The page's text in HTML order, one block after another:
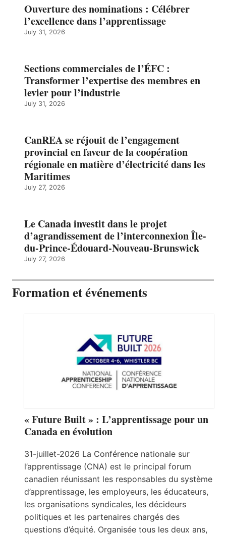
Ouverture des nominations : Célébrer
l’excellence dans l’apprentissage
July 31, 2026
Sections commerciales de l’ÉFC :
Transformer l’expertise des membres en
levier pour l’industrie
July 31, 2026
CanREA se réjouit de l’engagement
provincial en faveur de la coopération
régionale en matière d’électricité dans les
Maritimes
July 27, 2026
Le Canada investit dans le projet
d’agrandissement de l’interconnexion Île-
du-Prince-Édouard-Nouveau-Brunswick
July 27, 2026
Formation et événements
« Future Built » : L’apprentissage pour un
Canada en évolution
31-juillet-2026 La Conférence nationale sur
l’apprentissage (CNA) est le principal forum
canadien réunissant les responsables du système
d’apprentissage, les employeurs, les éducateurs,
les organisations syndicales, les décideurs
politiques et les partenaires chargés des
questions d’équité. Organisée tous les deux ans,